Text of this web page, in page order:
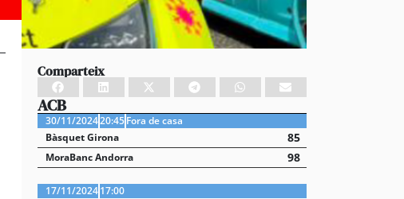
Comparteix
ACB
30/11/202420:45 Fora de casa
Bàsquet Girona
85
MoraBanc Andorra 98
17/11/2024 17:00